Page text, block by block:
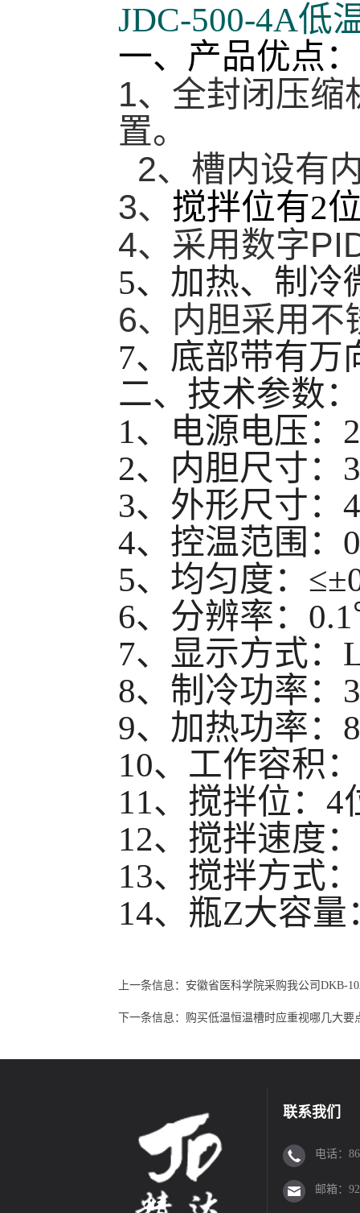
JDC-500-4A低
一、产品优点：
1、全封闭压缩
置。
2、槽内设有
3、 搅拌位有2
4、采用数字
5、加热、制冷
6、内胆采用不
7、底部带有万
二、技术参数：
1、电源电压：
2、内胆尺寸：
3、外形尺寸：
4、控温范围： 0
5、均匀度：
6、 分辨率： 0.1
7、 显示方式：
8、 制冷功率：
9、加热功率：
10、工作容积
11、搅拌
12、搅拌速度
13、搅拌方
14、瓶Z大容
上一条信息： 安徽省医科学院采购我公司DKB-
下一条信息： 购买低温恒温槽时应重视哪几大要
联系我们
电话：
邮箱：